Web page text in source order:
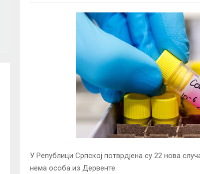
У Републици Српској потврдјена су 22 нова
нема особа из Дервенте.